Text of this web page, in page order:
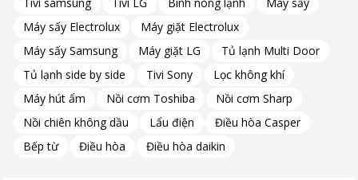
Tủ lạnh Aqua AQR-S682XA(BL) thuộc dòng
tủ lạnh Side By Side
với dung tích lớn, mang đến không gian rộng rãi để lưu trữ thực
phẩm.
Thiết kế nhiều ngăn, khay, và kệ giúp bạn tổ chức thực phẩm
một cách khoa học và tiện lợi. Với cấu trúc này, bạn có thể dễ
dàng phân loại và truy cập thực phẩm một cách nhanh chóng,
đồng thời tối ưu hóa không gian lưu trữ.
Dung tích lớn của tủ lạnh phù hợp cho gia đình đông người
Tivi samsung Tivi LG Bình nóng lạnh
Máy sấy
Máy sấy Electrolux
Máy giặt Electrolux
Máy sấy Samsung
Máy giặt LG
Tủ lạnh Multi Door
Tủ lạnh side by side
Tivi Sony
Lọc không khí
Máy hút ẩm
Nồi cơm Toshiba
Nồi cơm Sharp
Nồi chiên không dầu
Lẩu điện
Điều hòa Casper
Bếp từ
Điều hòa Điều hòa daikin